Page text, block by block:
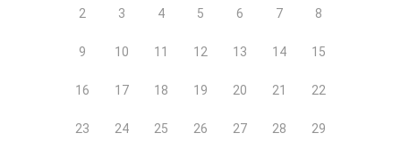
2 3 4 5 6 7 8
9 10 11 12 13 14 15
16 17 18 19 20 21 22
23 24 25 26 27 28 29